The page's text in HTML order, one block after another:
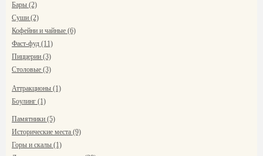
Бары (2)
Суши (2)
Кофейни и чайные (6)
Фаст-фуд (11)
Пиццерии (3)
Столовые (3)
Аттракционы (1)
Боулинг (1)
Памятники (5)
Исторические места (9)
Горы и скалы (1)